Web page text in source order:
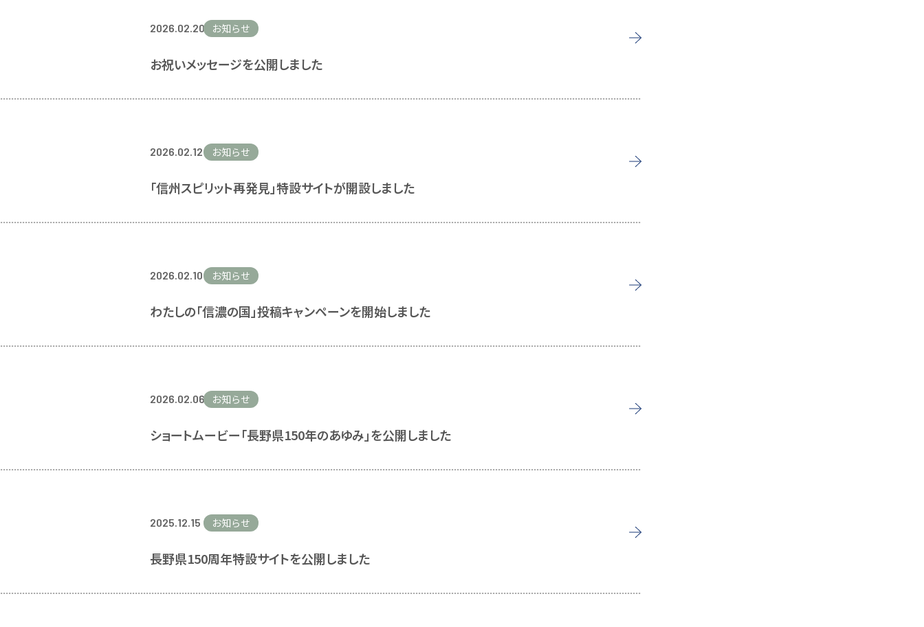
2026.02.20 お知らせ
お祝いメッセージを公開しました
2026.02.12 お知らせ
「信州スピリット再発見」特設サイトが開設しました
2026.02.10 お知らせ
わたしの「信濃の国」投稿キャンペーンを開始しました
2026.02.06 お知らせ
ショートムービー「長野県150年のあゆみ」を公開しました
2025.12.15 お知らせ
長野県150周年特設サイトを公開しました